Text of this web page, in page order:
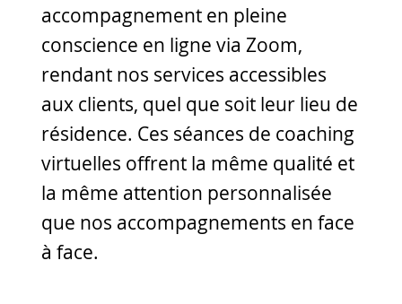
accompagnement en pleine
conscience en ligne via Zoom,
rendant nos services accessibles
aux clients, quel que soit leur lieu de
résidence. Ces séances de coaching
virtuelles offrent la même qualité et
la même attention personnalisée
que nos accompagnements en face
à face.